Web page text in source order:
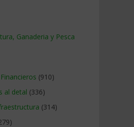
Ganaderia y Pesca
(910)
al detal (336)
(314)